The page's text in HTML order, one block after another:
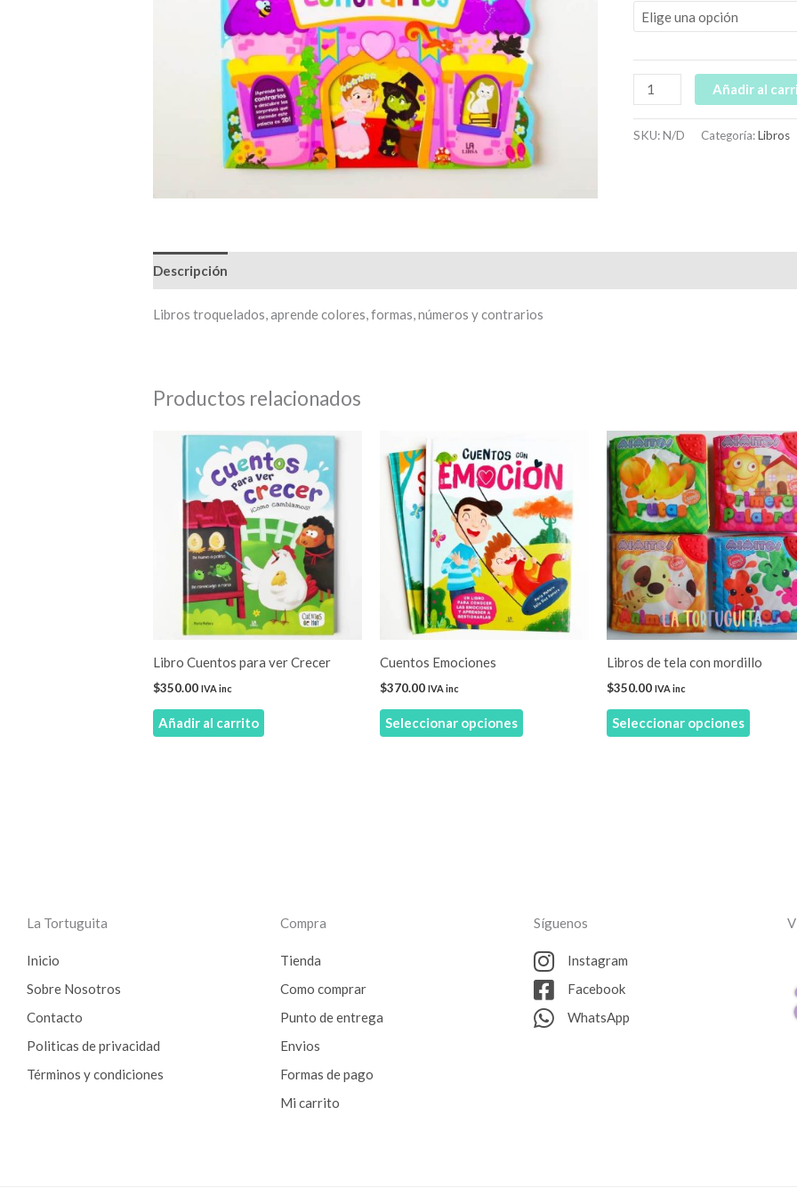
Añadir al
SKU:N/D Categoría:Libros
Descripción
Libros troquelados, aprende colores, formas, números y contrarios
Productos relacionados
Libro Cuentos para ver Crecer
$350.00 IVA inc
Añadir al carrito
Cuentos Emociones
$370.00 IVA inc
Seleccionar opciones
producto
tiene
múltiples
variantes.
Las
opciones
se
pueden
Libros de tela con mordillo
$350.00 IVA inc
Seleccionar opciones
Este
tiene
Las
se
pueden
elegir
La Tortuguita
Inicio
Sobre Nosotros
Contacto
Politicas de privacidad
Términos y condiciones
Compra
Tienda
Como comprar
Punto de entrega
Envios
Formas de pago
Mi carrito
Síguenos
Instagram
Facebook
WhatsApp